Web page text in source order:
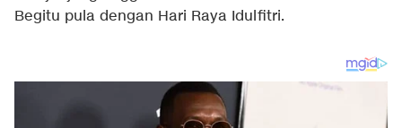
Begitu pula dengan Hari Raya Idulfitri.